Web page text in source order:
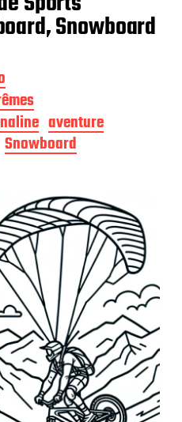
Snowboard
aventure
Snowboard